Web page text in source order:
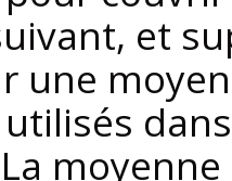
et
une